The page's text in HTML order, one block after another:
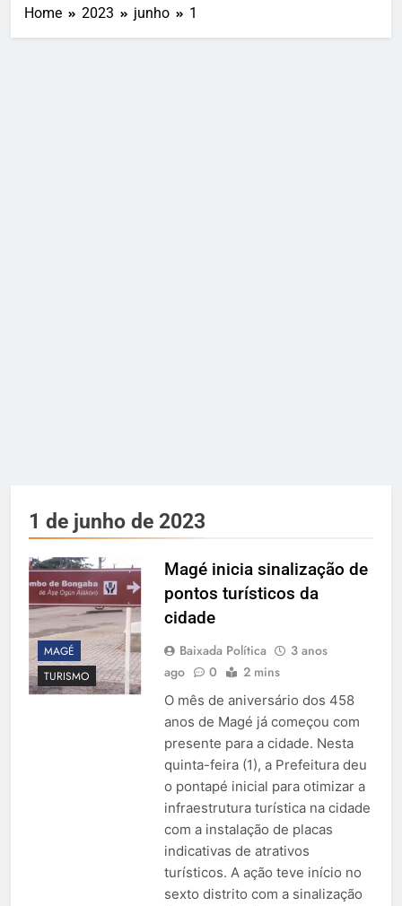
Home 2023 junho 1
1 de junho de 2023
MAGÉ
TURISMO
Magé inicia sinalização de
pontos turísticos da
cidade
Baixada Política
3 anos
ago
0 2 mins
O mês de aniversário dos 458
anos de Magé já começou com
presente para a cidade. Nesta
quinta-feira (1), a Prefeitura deu
o pontapé inicial para otimizar a
infraestrutura turística na cidade
com a instalação de placas
indicativas de atrativos
turísticos. A ação teve início no
sexto distrito com a sinalização